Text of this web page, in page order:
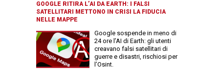
GOOGLE RITIRA L’AI DA EARTH: I FALSI
SATELLITARI METTONO IN CRISI LA FIDUCIA
NELLE MAPPE
Google sospende in meno di
24 ore l’AI di Earth: gli utenti
creavano falsi satellitari di
guerre e disastri, rischiosi per
l’Osint.